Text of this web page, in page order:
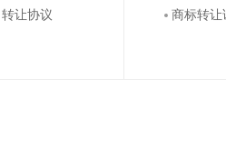
转让协议
商标转让